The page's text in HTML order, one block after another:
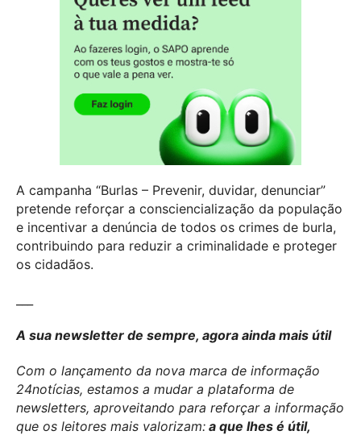
A campanha “Burlas – Prevenir, duvidar, denunciar”
pretende reforçar a consciencialização da população
e incentivar a denúncia de todos os crimes de burla,
contribuindo para reduzir a criminalidade e proteger
os cidadãos.
A sua newsletter de sempre, agora ainda mais útil
Com o lançamento da nova marca de informação
24notícias, estamos a mudar a plataforma de
newsletters, aproveitando para reforçar a informação
que os leitores mais valorizam: a que lhes é útil,